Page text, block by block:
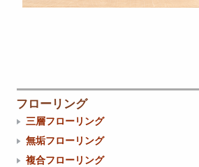
フローリング
三層フローリング
無垢フローリング
複合フローリング